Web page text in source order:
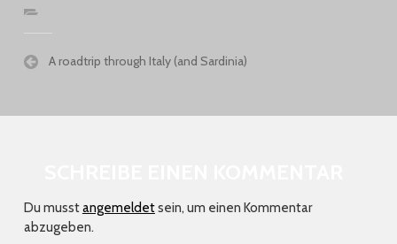
Beitragsnavigation
A roadtrip through Italy (and Sardinia)
Du musstangemeldetsein, um einen Kommentar
abzugeben.